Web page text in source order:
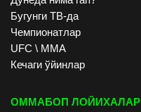
Бугунги ТВ-да
Чемпионатлар
UFC \ ММА
Кечаги ўйинлар
ОММАБОП ЛОЙИХАЛАР